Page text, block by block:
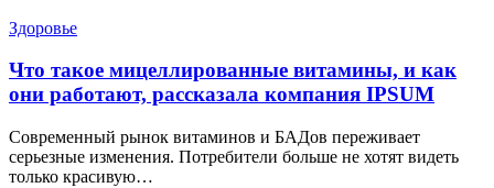
Здоровье
Что такое мицеллированные витамины, и как
они работают, рассказала компания IPSUM
Современный рынок витаминов и БАДов переживает
серьезные изменения. Потребители больше не хотят видеть
только красивую…